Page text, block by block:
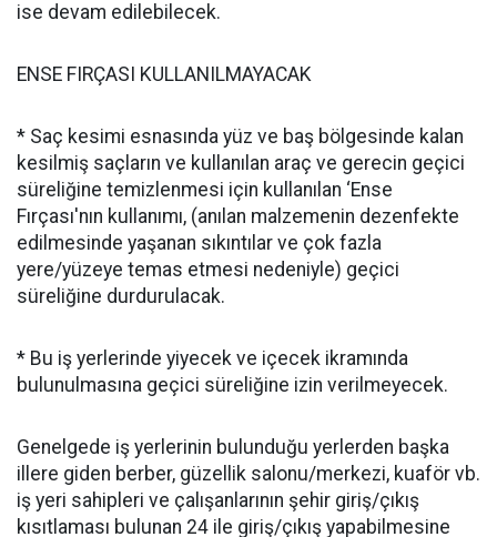
ise devam edilebilecek.
ENSE FIRÇASI KULLANILMAYACAK
* Saç kesimi esnasında yüz ve baş bölgesinde kalan
kesilmiş saçların ve kullanılan araç ve gerecin geçici
süreliğine temizlenmesi için kullanılan ‘Ense
Fırçası'nın kullanımı, (anılan malzemenin dezenfekte
edilmesinde yaşanan sıkıntılar ve çok fazla
yere/yüzeye temas etmesi nedeniyle) geçici
süreliğine durdurulacak.
* Bu iş yerlerinde yiyecek ve içecek ikramında
bulunulmasına geçici süreliğine izin verilmeyecek.
Genelgede iş yerlerinin bulunduğu yerlerden başka
illere giden berber, güzellik salonu/merkezi, kuaför vb.
iş yeri sahipleri ve çalışanlarının şehir giriş/çıkış
kısıtlaması bulunan 24 ile giriş/çıkış yapabilmesine